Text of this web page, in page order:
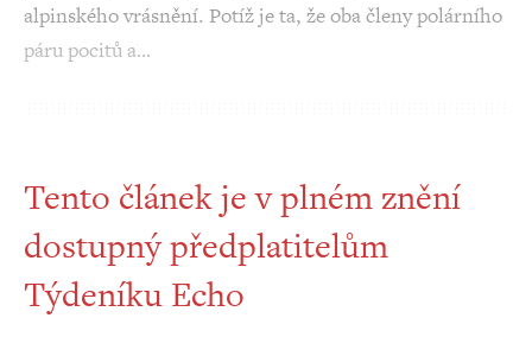
alpinského vrásnění. Potíž je ta, že oba členy polárního
páru pocitů a…
Tento článek je v plném znění
dostupný předplatitelům
Týdeníku Echo